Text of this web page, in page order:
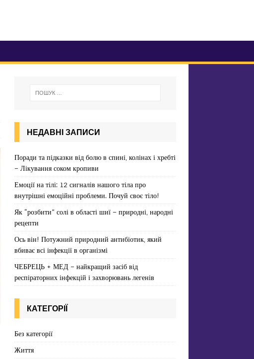
НЕДАВНІ ЗАПИСИ
Поради та підказки від болю в спині, колінах і хребті
– Лікування соком кропиви
Емоції на тілі: 12 сигналів нашого тіла про
внутрішні емоційні проблеми. Почуй своє тіло!
Як “розбити” солі в області шиї – природні, народні
рецепти
Ось він! Потужний природний антибіотик, який
вбиває всі інфекції в організмі
ЧЕБРЕЦЬ + МЕД – найкращий засіб від
респіраторних інфекцій і захворювань легенів
КАТЕГОРІЇ
Без категорії
Життя